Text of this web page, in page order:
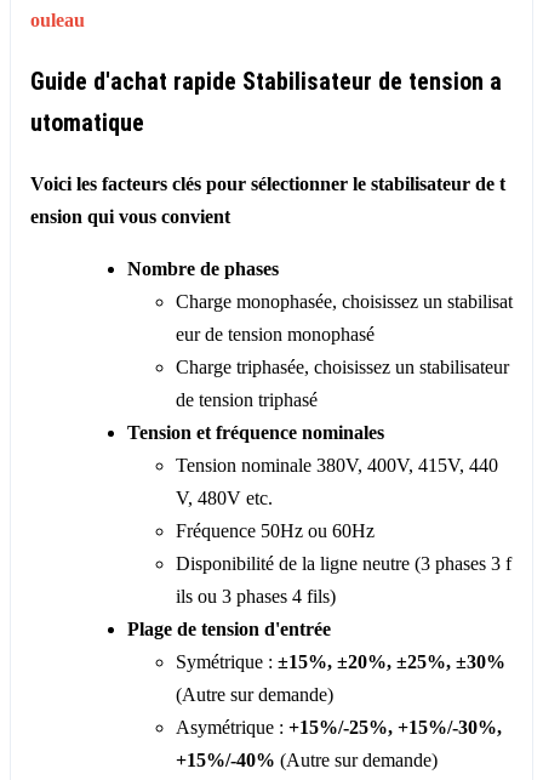
ouleau
Guide d'achat rapide Stabilisateur de tension a
utomatique
Voici les facteurs clés pour sélectionner le stabilisateur de t
ension qui vous convient
Nombre de phases
Charge monophasée, choisissez un stabilisat
eur de tension monophasé
Charge triphasée, choisissez un stabilisateur
de tension triphasé
Tension et fréquence nominales
Tension nominale 380V, 400V, 415V, 440
V, 480V etc.
Fréquence 50Hz ou 60Hz
Disponibilité de la ligne neutre (3 phases 3 f
ils ou 3 phases 4 fils)
Plage de tension d'entrée
Symétrique : ±15%, ±20%, ±25%, ±30%
(Autre sur demande)
Asymétrique : +15%/-25%, +15%/-30%,
+15%/-40% (Autre sur demande)